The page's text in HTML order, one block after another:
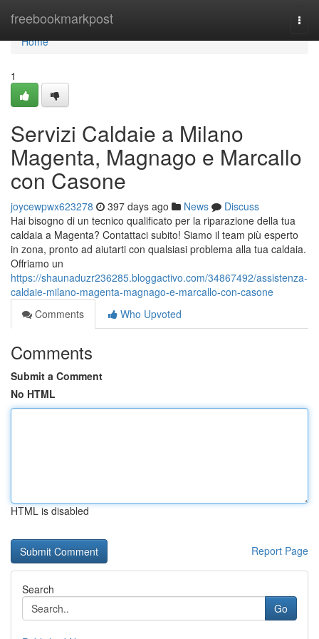
freebookmarkpost
Home
Home
1
Servizi Caldaie a Milano
Magenta, Magnago e Marcallo
con Casone
joycewpwx623278 397 days ago News
Discuss
Hai bisogno di un tecnico qualificato per la riparazione della tua
caldaia a Magenta? Contattaci subito! Siamo il team più esperto
in zona, pronto ad aiutarti con qualsiasi problema alla tua caldaia.
Offriamo un
https://shaunaduzr236285.bloggactivo.com/34867492/assistenza-
caldaie-milano-magenta-magnago-e-marcallo-con-casone
Comments
Who Upvoted
Comments
Submit a Comment
No HTML
HTML is disabled
Report Page
Search
Go